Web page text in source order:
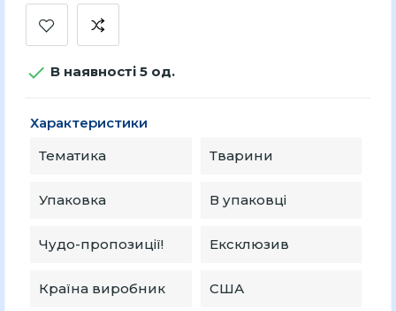
 В наявності 5 од.
Характеристики
Тематика
Тварини
Упаковка В упаковці
Чудо-пропозиції! Ексклюзив
Країна виробник США